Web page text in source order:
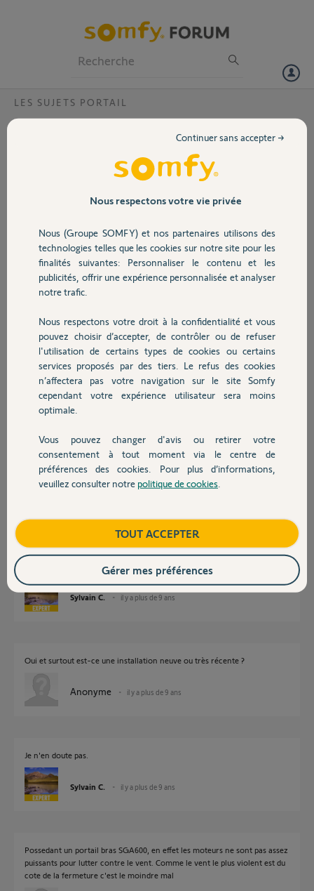
Volet
Sécurité
Domotique
Chauffage
Autres produits
Devis avec un pro
Contact
LES SUJETS PORTAIL
Avez vous une réponse a ma question ?
Mon portail double battant motorisé ne tient pas fermer des qu'il y a
du vent qui frappe dessus même avec les réglage de limitation de
couple en fermeture et ouverture règle sur 10 qui est le reglage maxi
il y a plus de 9 ans
Réponses
Merci de préciser le type de votre motorisation.
Bonjour
et pour compléter ce que demande Sylvain, depuis quand est installé ce
portail ?
Autrement dit, est il sous garantie ?
Sylvain C. il y a plus de 9 ans
Oui et surtout est-ce une installation neuve ou très récente ?
Anonyme il y a plus de 9 ans
Je n'en doute pas.
Sylvain C. il y a plus de 9 ans
Possedant un portail bras SGA600, en effet les moteurs ne sont pas assez
puissants pour lutter contre le vent. Comme le vent le plus violent est du
cote de la fermeture c'est le moindre mal
Nous respectons votre vie privée
Nous (Groupe SOMFY) et nos partenaires utilisons des
technologies telles que les cookies sur notre site pour les
finalités suivantes: Personnaliser le contenu et les
publicités, offrir une expérience personnalisée et analyser
notre trafic.
Nous respectons votre droit à la confidentialité et vous
pouvez choisir d’accepter, de contrôler ou de refuser
l'utilisation de certains types de cookies ou certains
services proposés par des tiers. Le refus des cookies
n’affectera pas votre navigation sur le site Somfy
cependant votre expérience utilisateur sera moins
optimale.
Vous pouvez changer d'avis ou retirer votre
consentement à tout moment via le centre de
préférences des cookies. Pour plus d’informations,
veuillez consulter notre politique de cookies
Continuer sans accepter →
TOUT ACCEPTER
Gérer mes préférences